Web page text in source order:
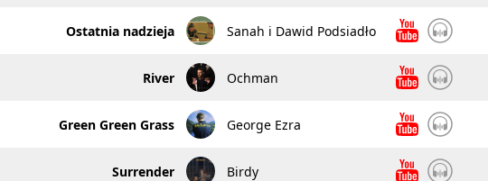
Ostatnia nadzieja Sanah i Dawid Podsiadło
River Ochman
Green Green Grass George Ezra
Surrender Birdy